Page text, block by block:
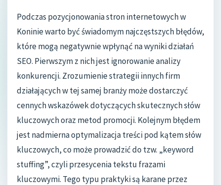
Podczas pozycjonowania stron internetowych w
Koninie warto być świadomym najczęstszych błędów,
które mogą negatywnie wpłynąć na wyniki działań
SEO. Pierwszym z nich jest ignorowanie analizy
konkurencji. Zrozumienie strategii innych firm
działających w tej samej branży może dostarczyć
cennych wskazówek dotyczących skutecznych słów
kluczowych oraz metod promocji. Kolejnym błędem
jest nadmierna optymalizacja treści pod kątem słów
kluczowych, co może prowadzić do tzw. „keyword
stuffing”, czyli przesycenia tekstu frazami
kluczowymi. Tego typu praktyki są karane przez